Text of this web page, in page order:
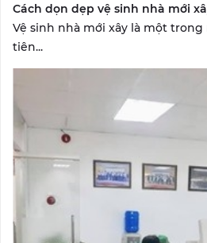
Cách dọn dẹp vệ sinh nhà mới
Vệ sinh nhà mới xây là một
tiên...